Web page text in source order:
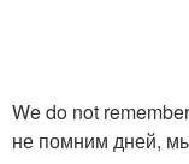
We do not
не помним дней,